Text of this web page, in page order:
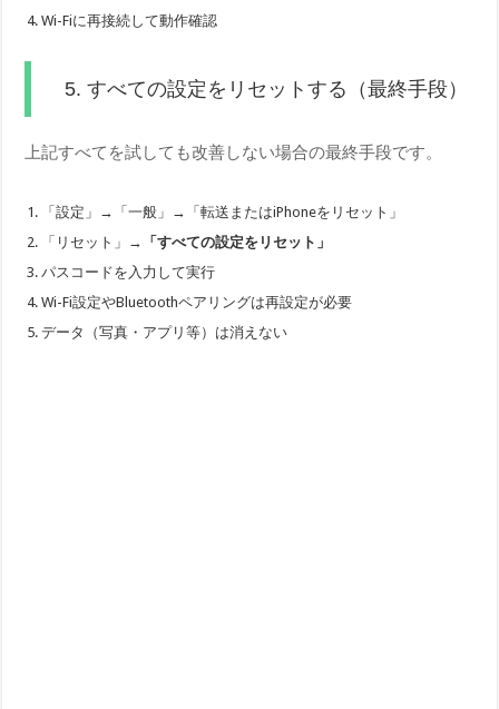
Wi-Fiに再接続して動作確認
5. すべての設定をリセットする（最終手段）
上記すべてを試しても改善しない場合の最終手段です。
「設定」→「一般」→「転送またはiPhoneをリセット」
「リセット」→ 「すべての設定をリセット」
パスコードを入力して実行
Wi-Fi設定やBluetoothペアリングは再設定が必要
データ（写真・アプリ等）は消えない